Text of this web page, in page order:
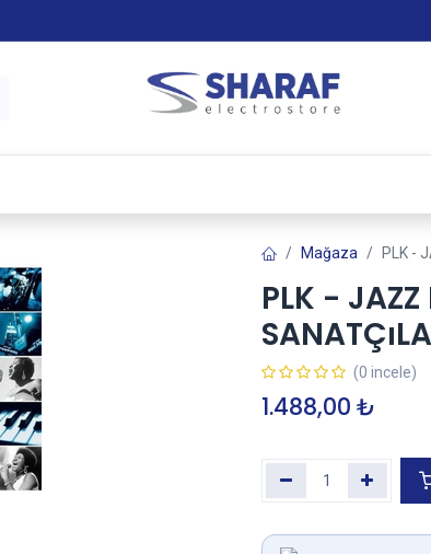
Mağaza PLK -
PLK - JAZZ
(0 incele)
1.488,00 ₺